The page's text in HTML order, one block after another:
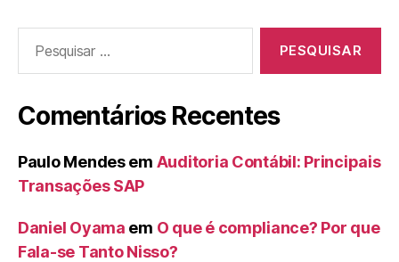
por:
Comentários Recentes
Paulo Mendesem Auditoria Contábil: Principais
Transações SAP
Daniel Oyama em O que é compliance? Por que
Fala-se Tanto Nisso?